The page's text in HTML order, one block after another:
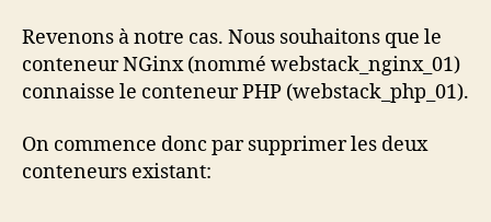
Revenons à notre cas. Nous souhaitons que le
conteneur NGinx (nommé webstack_nginx_01)
connaisse le conteneur PHP (webstack_php_01).
On commence donc par supprimer les deux
conteneurs existant: